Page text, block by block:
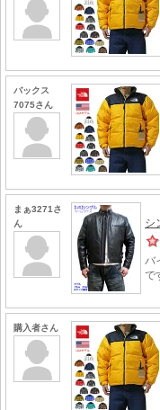
バックス
7075さん
まぁ3271さ
ん
シ
バ
で
購入者さん